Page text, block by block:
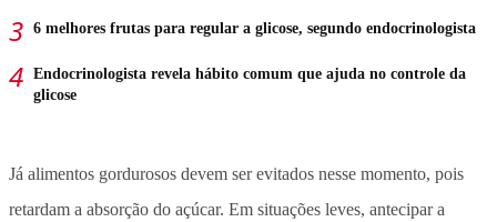
6 melhores frutas para regular a glicose, segundo endocrinologista
Endocrinologista revela hábito comum que ajuda no controle da
glicose
Já alimentos gordurosos devem ser evitados nesse momento, pois
retardam a absorção do açúcar. Em situações leves, antecipar a